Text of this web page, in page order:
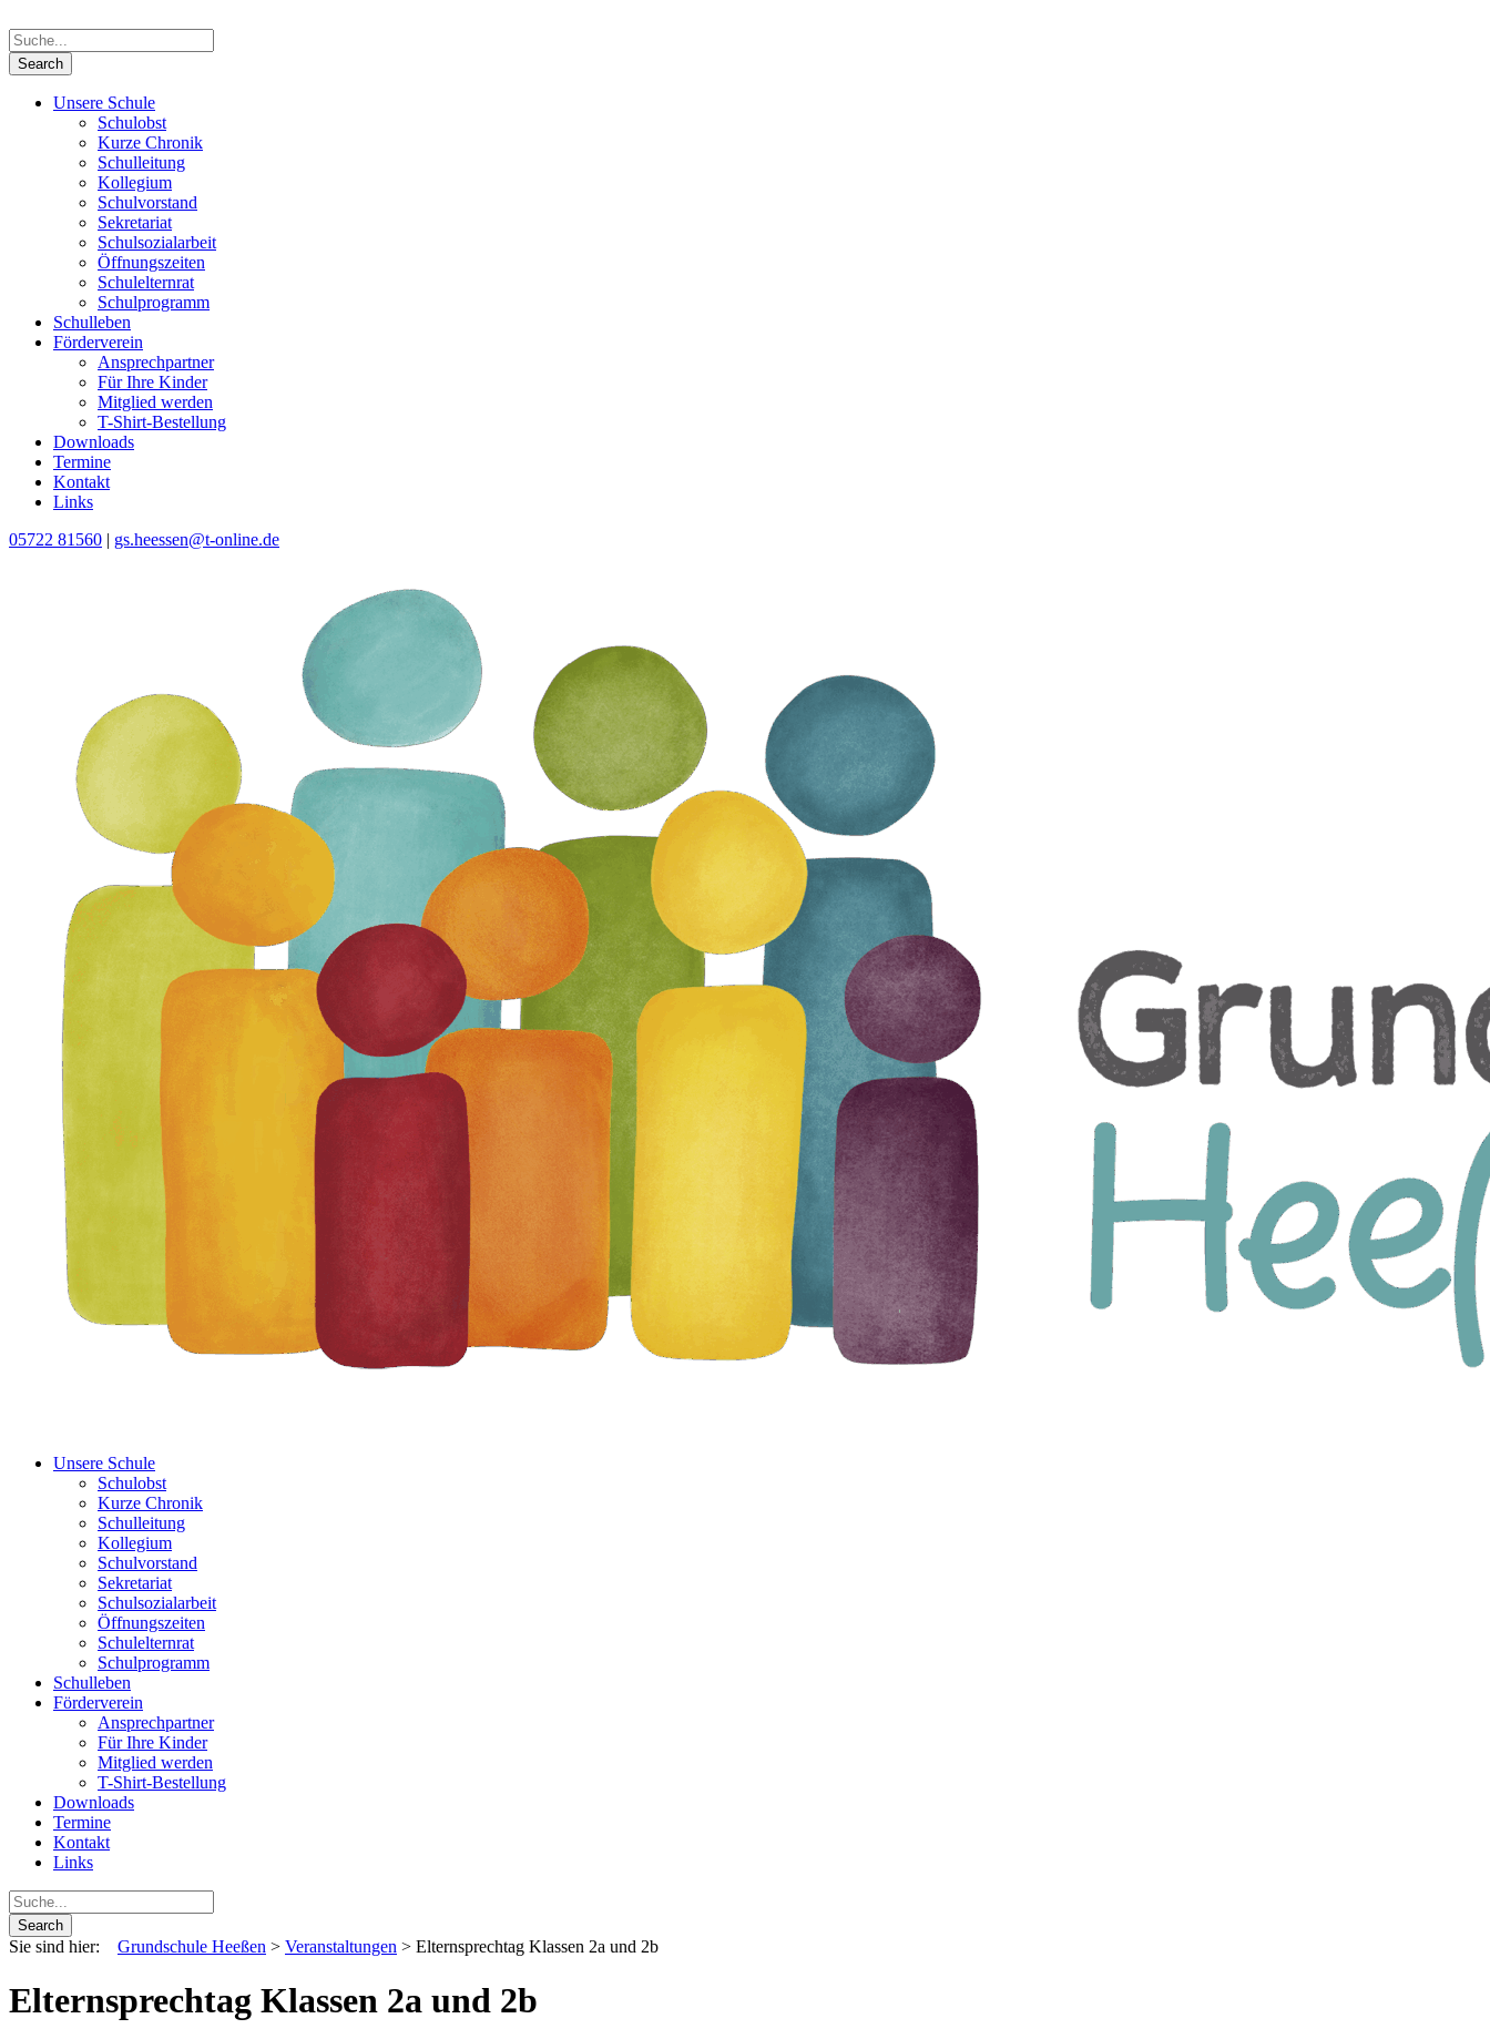
Unsere Schule
Schulobst
Kurze Chronik
Schulleitung
Kollegium
Schulvorstand
Sekretariat
Schulsozialarbeit
Öffnungszeiten
Schulelternrat
Schulprogramm
Schulleben
Förderverein
Ansprechpartner
Für Ihre Kinder
Mitglied werden
T-Shirt-Bestellung
Downloads
Termine
Kontakt
Links
05722 81560 | gs.heessen@t-online.de
Unsere Schule
Schulobst
Kurze Chronik
Schulleitung
Kollegium
Schulvorstand
Sekretariat
Schulsozialarbeit
Öffnungszeiten
Schulelternrat
Schulprogramm
Schulleben
Förderverein
Ansprechpartner
Für Ihre Kinder
Mitglied werden
T-Shirt-Bestellung
Downloads
Termine
Kontakt
Links
Sie sind hier: Grundschule Heeßen > Veranstaltungen > Elternsprechtag Klassen 2a und 2b
Elternsprechtag Klassen 2a und 2b